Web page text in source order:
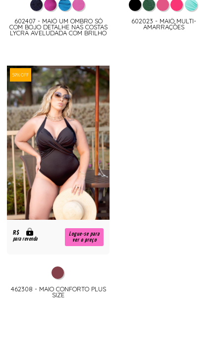
602407 - MAIÔ UM OMBRO SÓ
COM BOJO DETALHE NAS COSTAS
LYCRA AVELUDADA COM BRILHO
602023 - MAIÔ MULTI-
AMARRAÇÕES
59% OFF
R$
para revenda
Logue-se para
ver o preço
462308 - MAIO CONFORTO PLUS
SIZE